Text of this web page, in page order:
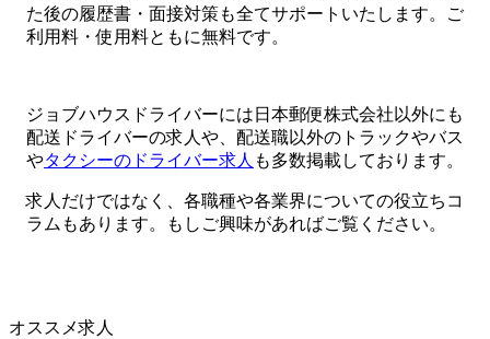
た後の履歴書・面接対策も全てサポートいたします。ご
利用料・使用料ともに無料です。
ジョブハウスドライバーには日本郵便株式会社以外にも
配送ドライバーの求人や、配送職以外のトラックやバス
やタクシーのドライバー求人 も多数掲載しております。
求人だけではなく、各職種や各業界についての役立ちコ
ラムもあります。もしご興味があればご覧ください。
オススメ求人